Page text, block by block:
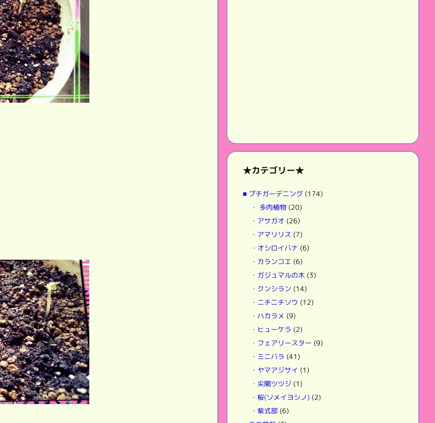
★カテゴリー★
■ プチガーデニング (174)
・ 多肉植物 (20)
・アサガオ (26)
・アマリリス (7)
・オシロイバナ (6)
・カランコエ (6)
・ガジュマルの木 (3)
・クンシラン (14)
・ニチニチソウ (12)
・ハカラメ (9)
・ヒューケラ (2)
・フェアリースター (9)
・ミニバラ (41)
・ヤマアジサイ (1)
・尖閣ツツジ (1)
・桜(ソメイヨシノ) (2)
・紫式部 (6)